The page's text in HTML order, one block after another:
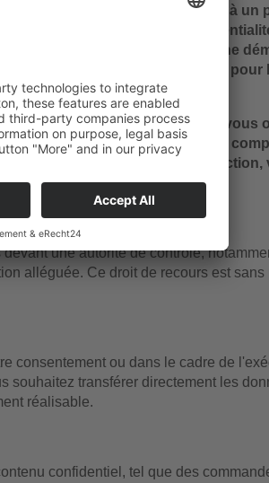
e) ou f) du RGPD, y compris à un
présente déclaration de
à moins que nous ne
intérêts, droits et libertés, ou pour
1 du RGPD).
vous avez le droit de vous
de telles fins de prospection, y
traitement à des fins de prospection,
l'art. 21, par. 2 du RGPD).
une autorité de contrôle,
alléguée. Ce droit de recours est
consentement ou dans le cadre de
souhaitez transférer directement les
réalisable.
confidentiel, tel que des